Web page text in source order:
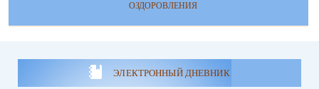
ОЗДОРОВЛЕНИЯ
ЭЛЕКТРОННЫЙ ДНЕВНИК